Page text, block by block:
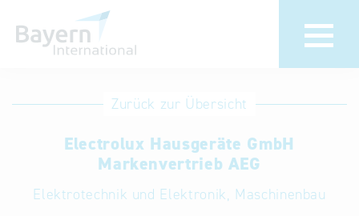
Anmeldung
Unternehmen
anmelden
Institution
Eintrag
löschen
Aktualisieren
Sie Ihren
Zurück zur Übersicht
Electrolux Hausgeräte GmbH
Markenvertrieb AEG
Elektrotechnik und Elektronik, Maschinenbau